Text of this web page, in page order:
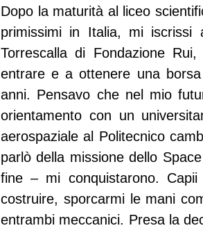
Dopo la maturità al liceo
primissimi in Italia, mi iscrissi
Torrescalla di Fondazione
entrare e a ottenere una
anni. Pensavo che nel mio
orientamento con un
aerospaziale al Politecnico
parlò della missione dello
fine – mi conquistarono.
costruire, sporcarmi le mani
entrambi meccanici. Presa la